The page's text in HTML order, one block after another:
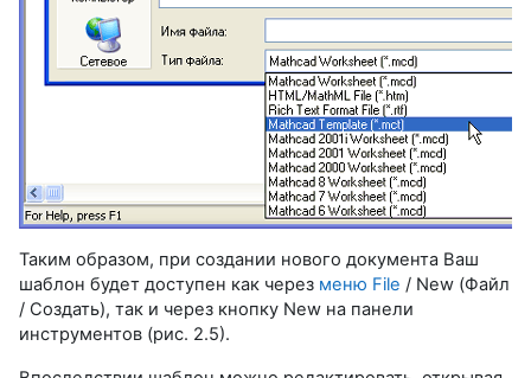
Таким образом, при создании нового документа Ваш
шаблон будет доступен как через меню File / New (Файл
/ Создать), так и через кнопку New на панели
инструментов (рис. 2.5).